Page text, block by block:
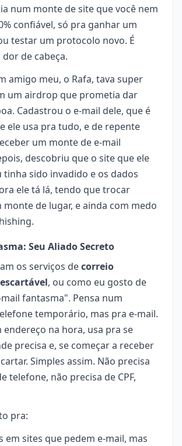
num monte de site que você nem
confiável, só pra ganhar um
testar um protocolo novo. É
de cabeça.
amigo meu, o Rafa, tava super
um airdrop que prometia dar
Cadastrou o e-mail dele, que é
ele usa pra tudo, e de repente
um monte de e-mail
descobriu que o site que ele
tinha sido invadido e os dados
ele tá lá, tendo que trocar
monte de lugar, e ainda com medo
Seu Aliado Secreto
os serviços decorreio
, ou como eu gosto de
fantasma". Pensa num
temporário, mas pra e-mail.
endereço na hora, usa pra se
precisa e, se começar a receber
Simples assim. Não precisa
telefone, não precisa de CPF,
pra:
em sites que pedem e-mail, mas